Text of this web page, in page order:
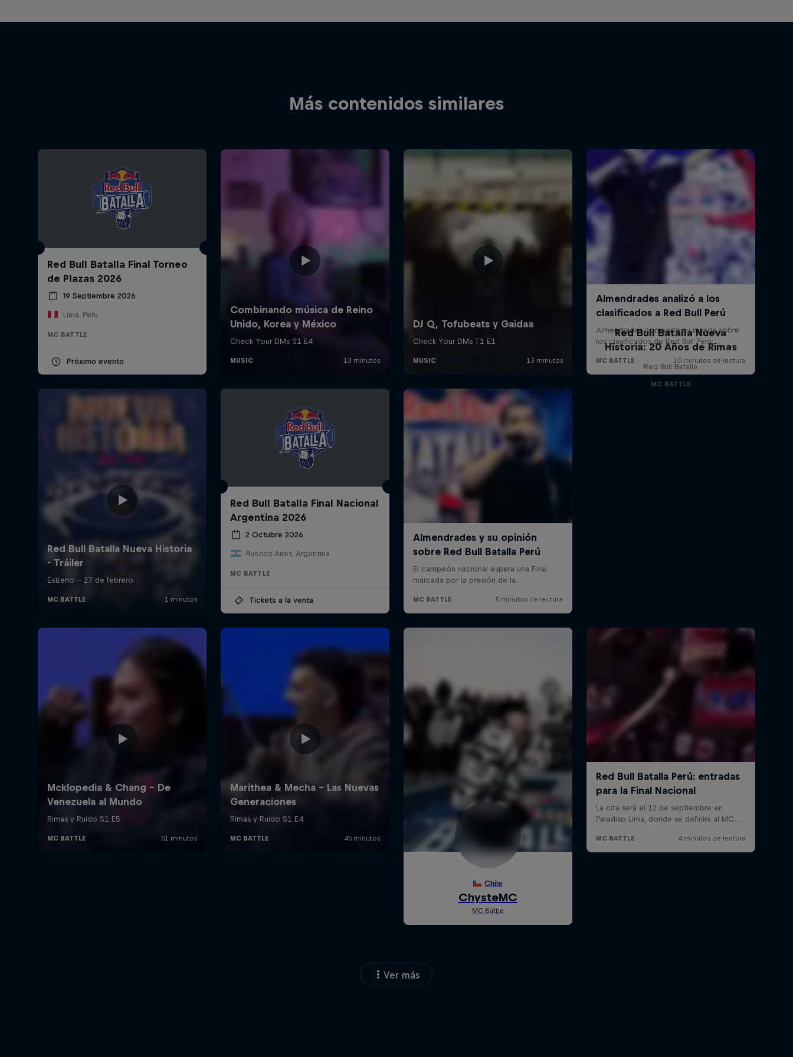
Más contenidos similares
Red Bull Batalla Final Torneo
de Plazas 2026
19 Septiembre 2026
Lima, Peru
MC BATTLE
Próximo evento
Red Bull Batalla Final Nacional
Argentina 2026
2 Octubre 2026
Buenos Aires, Argentina
MC BATTLE
Tickets a la venta
Red Bull Batalla Nueva
Historia: 20 Años de Rimas
Red Bull Batalla
MC BATTLE
Ver más